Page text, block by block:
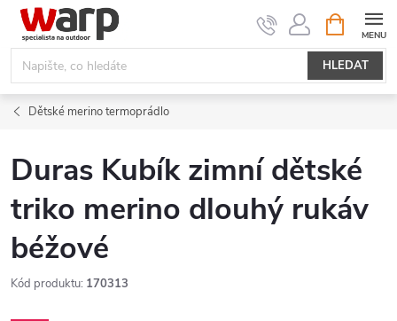
Přejít
obsah
HLEDAT
NÁKUPNÍ
KOŠÍK
Dětské merino termoprádlo
Duras Kubík zimní dětské
triko merino dlouhý rukáv
béžové
Kód produktu: 170313